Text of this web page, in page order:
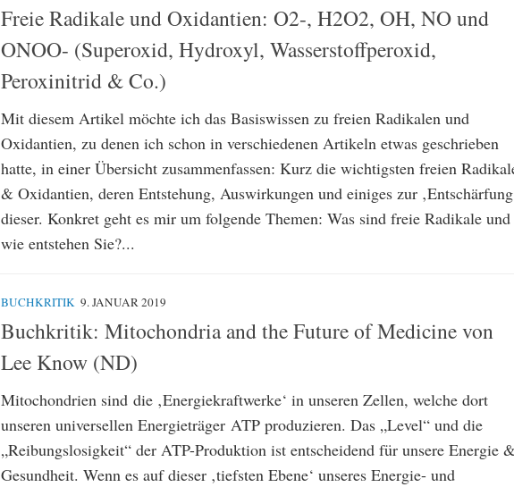
Freie Radikale und Oxidantien: O2-, H2O2, OH, NO und
ONOO- (Superoxid, Hydroxyl, Wasserstoffperoxid,
Peroxinitrid & Co.)
Mit diesem Artikel möchte ich das Basiswissen zu freien Radikalen und
Oxidantien, zu denen ich schon in verschiedenen Artikeln etwas geschrieben
hatte, in einer Übersicht zusammenfassen: Kurz die wichtigsten freien
& Oxidantien, deren Entstehung, Auswirkungen und einiges zur
dieser. Konkret geht es mir um folgende Themen: Was sind freie Radikale und
wie entstehen Sie?...
BUCHKRITIK 9. JANUAR 2019
Buchkritik: Mitochondria and the Future of Medicine von
Lee Know (ND)
Mitochondrien sind die ‚Energiekraftwerke‘ in unseren Zellen, welche dort
unseren universellen Energieträger ATP produzieren. Das „Level“ und die
„Reibungslosigkeit“ der ATP-Produktion ist entscheidend für unsere Energie
Gesundheit. Wenn es auf dieser ‚tiefsten Ebene‘ unseres Energie- und